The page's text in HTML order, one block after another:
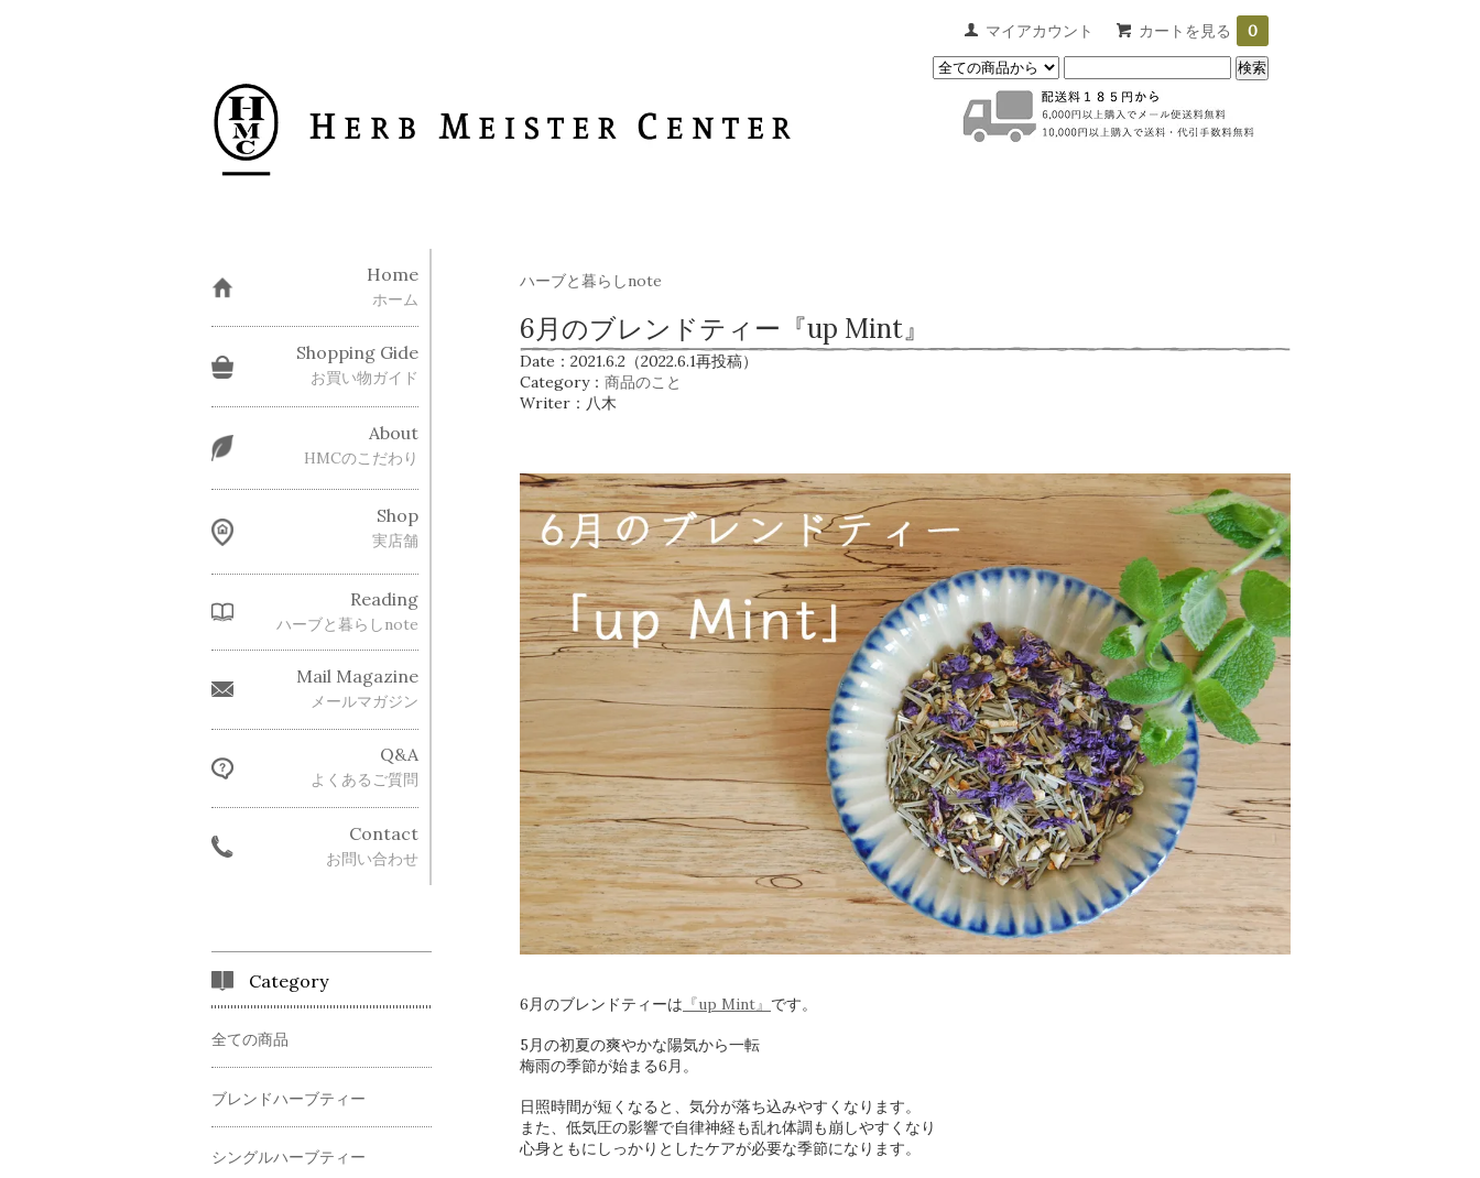
マイアカウント カートを見る 0
ハーブと暮らしnote
6月のブレンドティー『up Mint』
Date：2021.6.2（2022.6.1再投稿）
Category： 商品のこと
Writer：八木
6月のブレンドティーは 『up Mint』 です。
5月の初夏の爽やかな陽気から一転
梅雨の季節が始まる6月。
日照時間が短くなると、気分が落ち込みやすくなります。
また、低気圧の影響で自律神経も乱れ体調も崩しやすくなり
心身ともにしっかりとしたケアが必要な季節になります。
Home
ホーム
Shopping Gide
お買い物ガイド
About
HMCのこだわり
Shop
実店舗
Reading
ハーブと暮らしnote
Mail Magazine
メールマガジン
Q&A
よくあるご質問
Contact
お問い合わせ
Category
全ての商品
ブレンドハーブティー
シングルハーブティー